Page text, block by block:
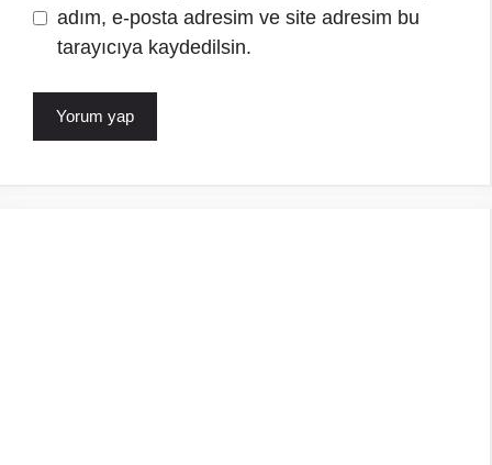
adım, e-posta adresim ve site adresim bu
tarayıcıya kaydedilsin.